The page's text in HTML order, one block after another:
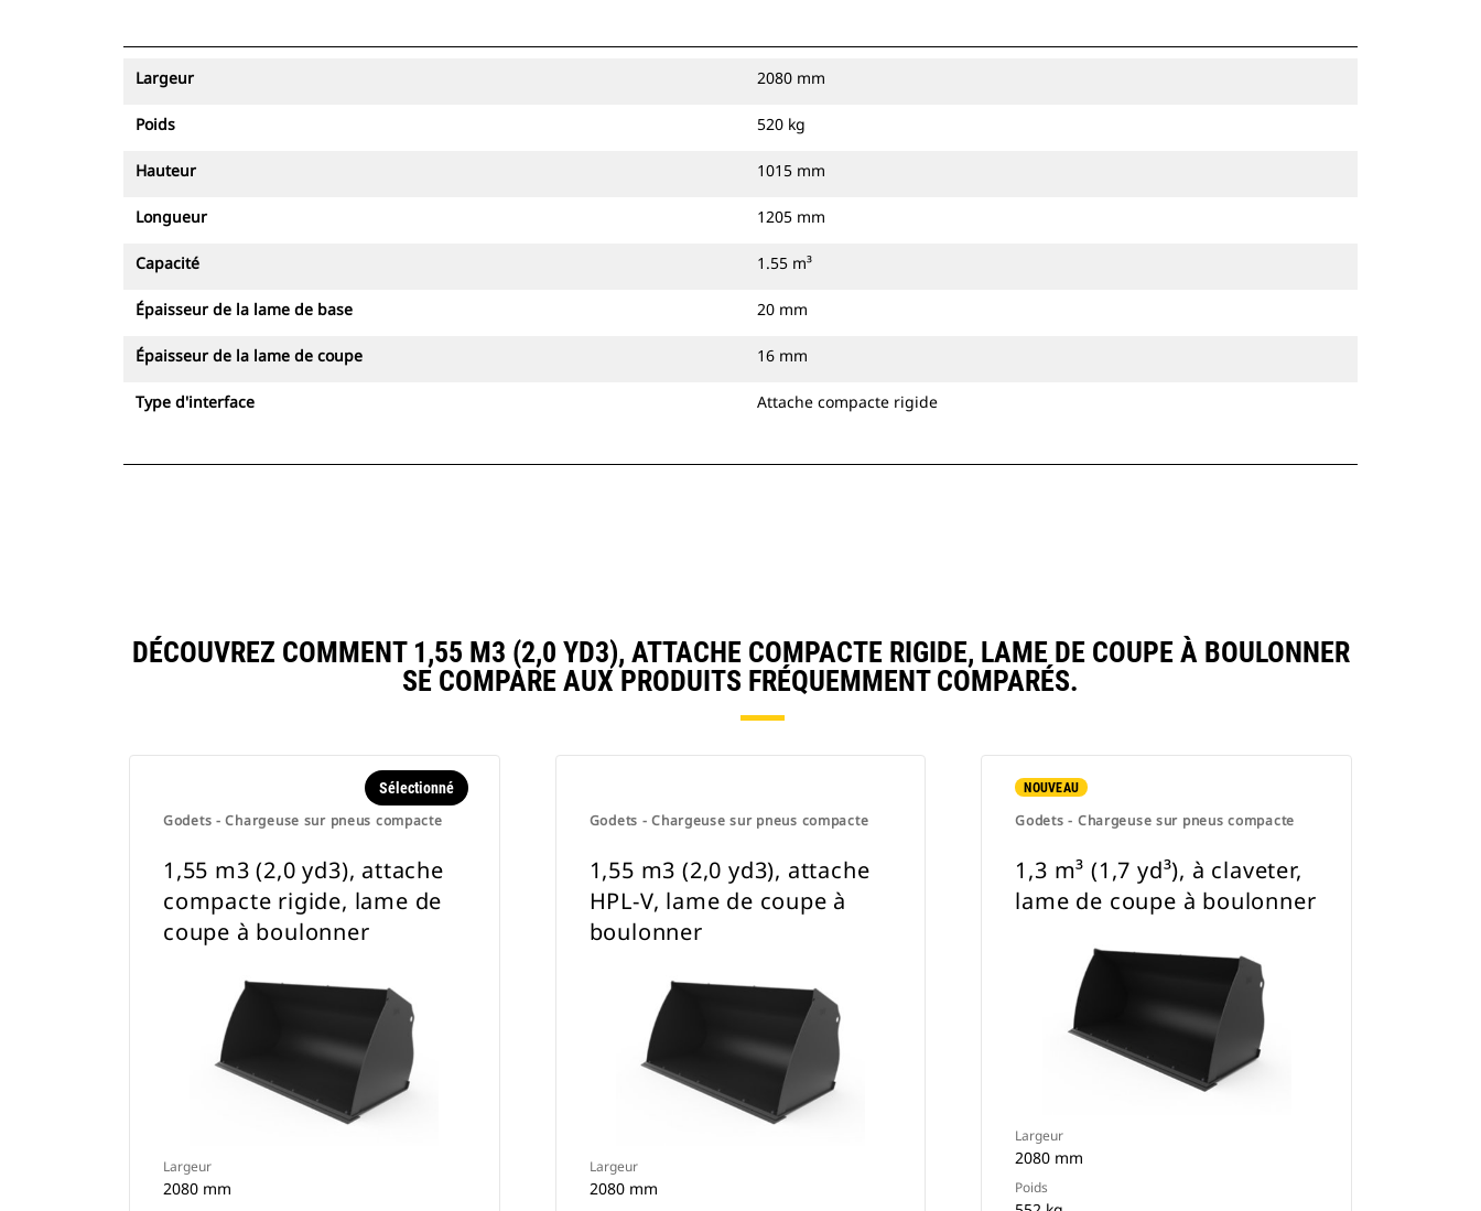
Largeur 2080 mm
Poids 520 kg
Hauteur 1015 mm
Longueur 1205 mm
Capacité 1.55 m³
Épaisseur de la lame de base 20 mm
Épaisseur de la lame de coupe 16 mm
Type d'interface Attache compacte rigide
DÉCOUVREZ COMMENT 1,55 M3 (2,0 YD3), ATTACHE COMPACTE RIGIDE, LAME DE COUPE À BOULONNER
SE COMPARE AUX PRODUITS FRÉQUEMMENT COMPARÉS.
Godets - Chargeuse sur pneus compacte
Sélectionné
1,55 m3 (2,0 yd3), attache
compacte rigide, lame de
coupe à boulonner
Largeur
2080 mm
Godets - Chargeuse sur pneus compacte
1,55 m3 (2,0 yd3), attache
HPL-V, lame de coupe à
boulonner
Largeur
2080 mm
NOUVEAU
Godets - Chargeuse sur pneus compacte
1,3 m³ (1,7 yd³), à claveter,
lame de coupe à boulonner
Largeur
2080 mm
Poids